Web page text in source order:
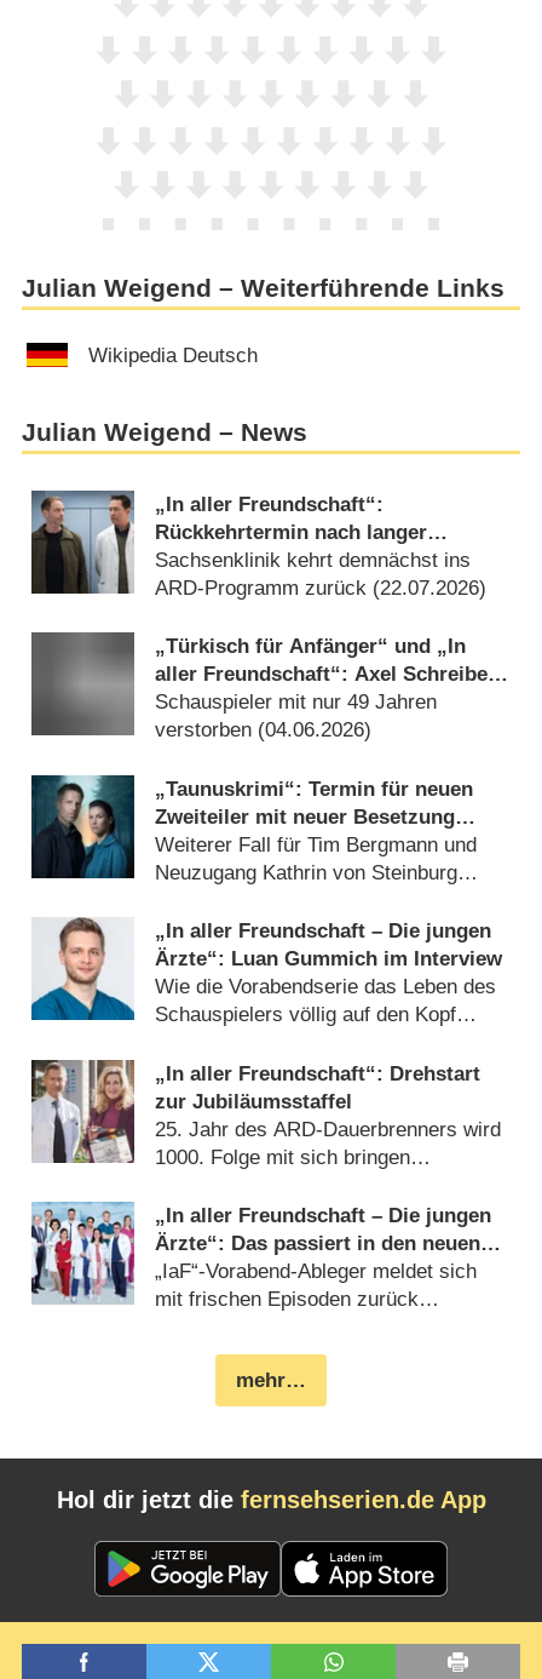
Julian Weigend – Weiterführende Links
Wikipedia Deutsch
Julian Weigend – News
„In aller Freundschaft“:
Rückkehrtermin nach langer
Sommerpause
Sachsenklinik kehrt demnächst ins
ARD-Programm zurück (22.07.2026)
„Türkisch für Anfänger“ und „In
aller Freundschaft“: Axel Schreiber
ist tot
Schauspieler mit nur 49 Jahren
verstorben (04.06.2026)
„Taunuskrimi“: Termin für neuen
Zweiteiler mit neuer Besetzung
verkündet
Weiterer Fall für Tim Bergmann und
Neuzugang Kathrin von Steinburg
„In aller Freundschaft – Die jungen
Ärzte“: Luan Gummich im Interview
Wie die Vorabendserie das Leben des
Schauspielers völlig auf den Kopf
„In aller Freundschaft“: Drehstart
zur Jubiläumsstaffel
25. Jahr des ARD-Dauerbrenners wird
1000. Folge mit sich bringen
„In aller Freundschaft – Die jungen
Ärzte“: Das passiert in den neuen
Folgen
„IaF“-Vorabend-Ableger meldet sich
mit frischen Episoden zurück
mehr…
Hol dir jetzt die fernsehserien.de App